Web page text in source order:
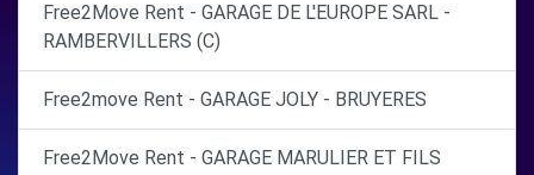
Free2Move Rent - GARAGE DE L'EUROPE SARL -
RAMBERVILLERS (C)
Free2move Rent - GARAGE JOLY - BRUYERES
Free2Move Rent - GARAGE MARULIER ET FILS